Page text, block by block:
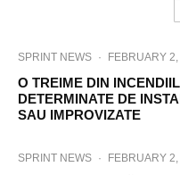
SPRINT NEWS · FEBRUARY
O TREIME DIN
DETERMINATE DE
SAU IMPROVIZATE
SPRINT NEWS · FEBRUARY